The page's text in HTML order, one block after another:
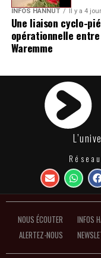
INFOS HANNUT Il y a 4
Une liaison cyclo-
opérationnelle
Waremme
NOUS ÉCOUTER INFOS
ALERTEZ-NOUS